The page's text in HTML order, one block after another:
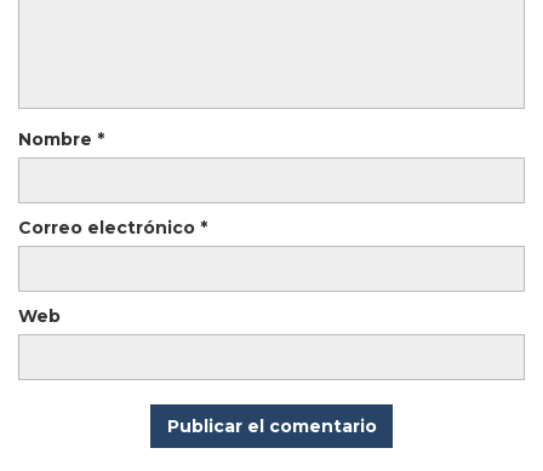
Nombre *
Correo electrónico *
Web